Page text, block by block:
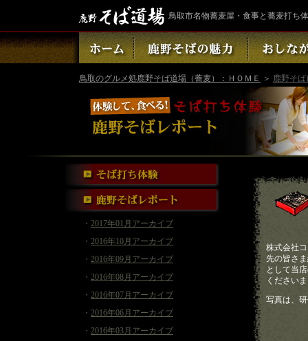
鳥取市名物蕎麦屋・食事と蕎麦打ち
鳥取のグルメ処鹿野そば道場（蕎麦）：ＨＯＭＥ ＞ 鹿野そ
・ 2017年01月アーカイブ
・ 2016年10月アーカイブ
・ 2016年09月アーカイブ
・ 2016年08月アーカイブ
・ 2016年07月アーカイブ
・ 2016年06月アーカイブ
・ 2016年03月アーカイブ
株式会社
先の皆さ
として当
ください
写真は、